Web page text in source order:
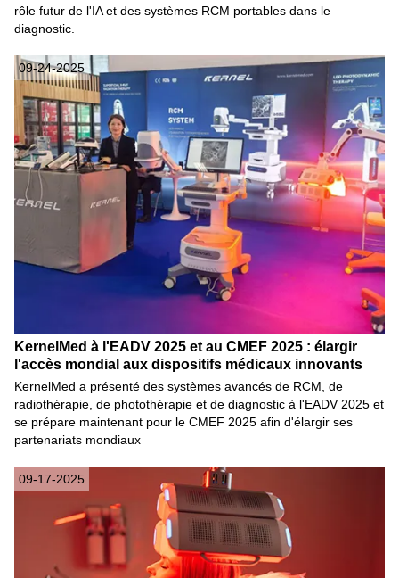
rôle futur de l'IA et des systèmes RCM portables dans le
diagnostic.
09-24-2025
KernelMed à l'EADV 2025 et au CMEF 2025 : élargir
l'accès mondial aux dispositifs médicaux innovants
KernelMed a présenté des systèmes avancés de RCM, de
radiothérapie, de photothérapie et de diagnostic à l'EADV 2025 et
se prépare maintenant pour le CMEF 2025 afin d'élargir ses
partenariats mondiaux
09-17-2025